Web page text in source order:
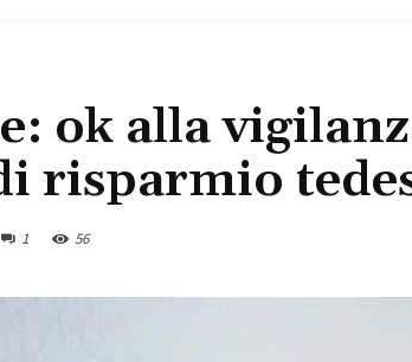
ok alla
risparmio
1 56